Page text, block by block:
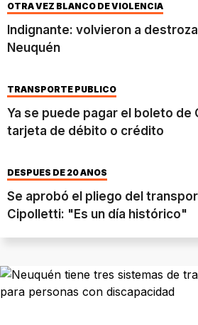
OTRA VEZ BLANCO DE VIOLENCIA
Indignante: volvieron a
Neuquén
TRANSPORTE PUBLICO
Ya se puede pagar el boleto de
tarjeta de débito o crédito
DESPUÉS DE 20 AÑOS
Se aprobó el pliego del
Cipolletti: "Es un día histórico"